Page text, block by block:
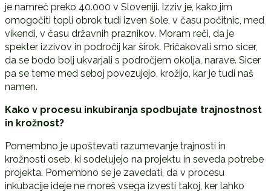
je namreč preko 40.000 v Sloveniji. Izziv je, kako jim
omogočiti topli obrok tudi izven šole, v času počitnic, med
vikendi, v času državnih praznikov. Moram reči, da je
spekter izzivov in področij kar širok. Pričakovali smo sicer,
da se bodo bolj ukvarjali s področjem okolja, narave. Sicer
pa se teme med seboj povezujejo, krožijo, kar je tudi naš
namen.
Kako v procesu inkubiranja spodbujate trajnostnost
in krožnost?
Pomembno je upoštevati razumevanje trajnosti in
krožnosti oseb, ki sodelujejo na projektu in seveda potrebe
projekta. Pomembno se je zavedati, da v procesu
inkubacije ideje ne moreš vsega izvesti takoj, ker lahko